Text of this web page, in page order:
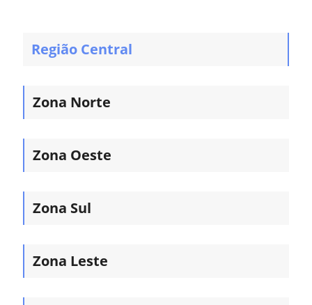
Região Central
Zona Norte
Zona Oeste
Zona Sul
Zona Leste